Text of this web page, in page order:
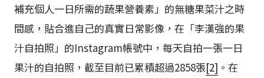
補充個人一日所需的蔬果營養素」的無糖果菜汁之時
間感，貼合進自己的真實日常影像，在「李漢強的果
汁自拍照」的Instagram帳號中，每天自拍一張一日
果汁的自拍照，截至目前已累積超過2858張[2] 。在